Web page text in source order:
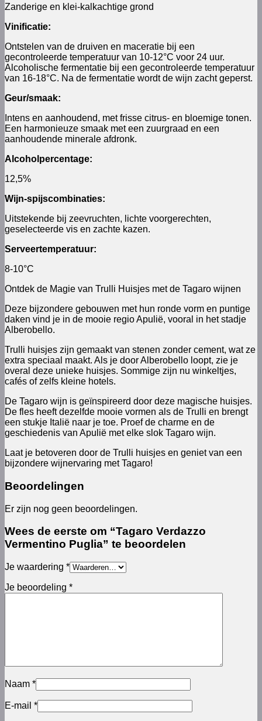
Zanderige en klei-kalkachtige grond
Vinificatie:
Ontstelen van de druiven en maceratie bij een
gecontroleerde temperatuur van 10-12°C voor 24 uur.
Alcoholische fermentatie bij een gecontroleerde temperatuur
van 16-18°C. Na de fermentatie wordt de wijn zacht geperst.
Geur/smaak:
Intens en aanhoudend, met frisse citrus- en bloemige tonen.
Een harmonieuze smaak met een zuurgraad en een
aanhoudende minerale afdronk.
Alcoholpercentage:
12,5%
Wijn-spijscombinaties:
Uitstekende bij zeevruchten, lichte voorgerechten,
geselecteerde vis en zachte kazen.
Serveertemperatuur:
8-10°C
Ontdek de Magie van Trulli Huisjes met de Tagaro wijnen
Deze bijzondere gebouwen met hun ronde vorm en puntige
daken vind je in de mooie regio Apulië, vooral in het stadje
Alberobello.
Trulli huisjes zijn gemaakt van stenen zonder cement, wat ze
extra speciaal maakt. Als je door Alberobello loopt, zie je
overal deze unieke huisjes. Sommige zijn nu winkeltjes,
cafés of zelfs kleine hotels.
De Tagaro wijn is geïnspireerd door deze magische huisjes.
De fles heeft dezelfde mooie vormen als de Trulli en brengt
een stukje Italië naar je toe. Proef de charme en de
geschiedenis van Apulië met elke slok Tagaro wijn.
Laat je betoveren door de Trulli huisjes en geniet van een
bijzondere wijnervaring met Tagaro!
Beoordelingen
Er zijn nog geen beoordelingen.
Wees de eerste om “Tagaro Verdazzo
Vermentino Puglia” te beoordelen
Je waardering *
Je beoordeling *
Naam *
E-mail *